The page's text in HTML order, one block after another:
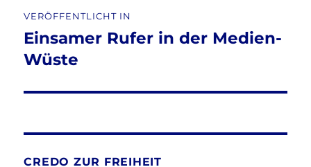
VERÖFFENTLICHT IN
Einsamer Rufer in der Medien-
Wüste
CREDO ZUR FREIHEIT